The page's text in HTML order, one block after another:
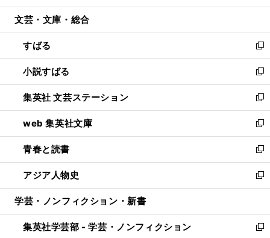
開
ウ
開
く
ン
ウ
で
開
く
ウ
ン
ド
ウ
で
開
く
文芸・文庫・総合
すばる
新
し
い
ウ
ィ
ン
ド
ウ
で
開
く
小説すばる
新
し
い
ウ
ィ
ン
ド
ウ
で
開
集英社 文芸ステーション
新
し
い
ウ
ィ
ン
ド
ウ
開
く
web 集英社文庫
新
し
い
ウ
ィ
ン
ウ
で
青春と読書
新
し
い
ウ
ン
ド
アジア人物史
新
し
ウ
ィ
学芸・ノンフィクション・新書
集英社学芸部 - 学芸・ノンフィクション
新